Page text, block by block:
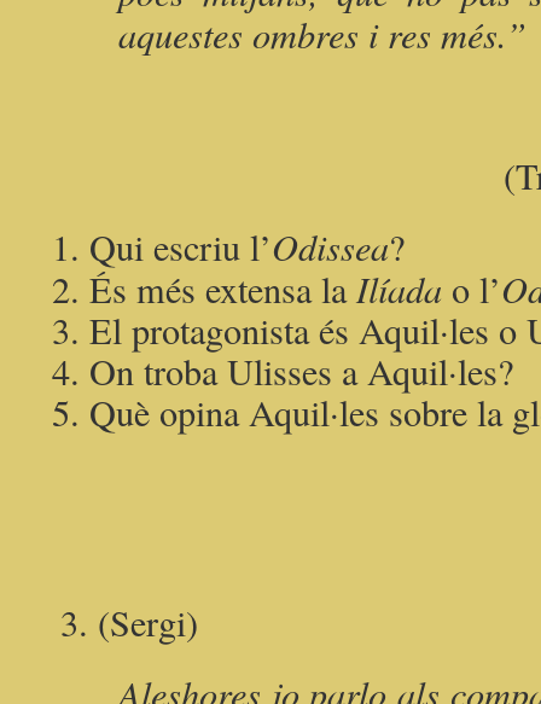
aquestes ombres i res més.”
Qui escriu l’Odissea?
És més extensa laIlíada o l’
El protagonista és Aquil·les o
On troba Ulisses a Aquil·les?
Què opina Aquil·les sobre la
3. (Sergi)
Aleshores jo parlo als